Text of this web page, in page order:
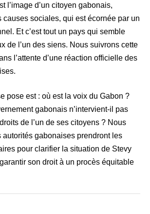
l’image d’un citoyen gabonais,
causes sociales, qui est écornée par un
Et c’est tout un pays qui semble
de l’un des siens. Nous suivrons cette
l’attente d’une réaction officielle des
pose est : où est la voix du Gabon ?
gabonais n’intervient-il pas
de l’un de ses citoyens ? Nous
autorités gabonaises prendront les
pour clarifier la situation de Stevy
son droit à un procès équitable